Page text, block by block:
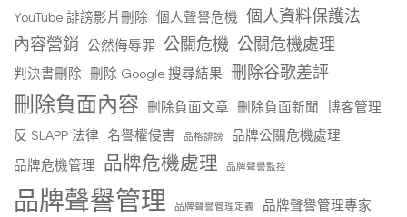
YouTube 誹謗影片刪除 個人聲譽危機 個人資料保護法
內容營銷 公然侮辱罪 公關危機 公關危機處理
判決書刪除 刪除 Google 搜尋結果 刪除谷歌差評
刪除負面內容 刪除負面文章 刪除負面新聞 博客管理
反 SLAPP 法律 名譽權侵害 品格誹謗
品牌公關危機處理
品牌危機管理 品牌危機處理 品牌聲譽監控
品牌聲譽管理 品牌聲譽管理定義 品牌聲譽管理專家